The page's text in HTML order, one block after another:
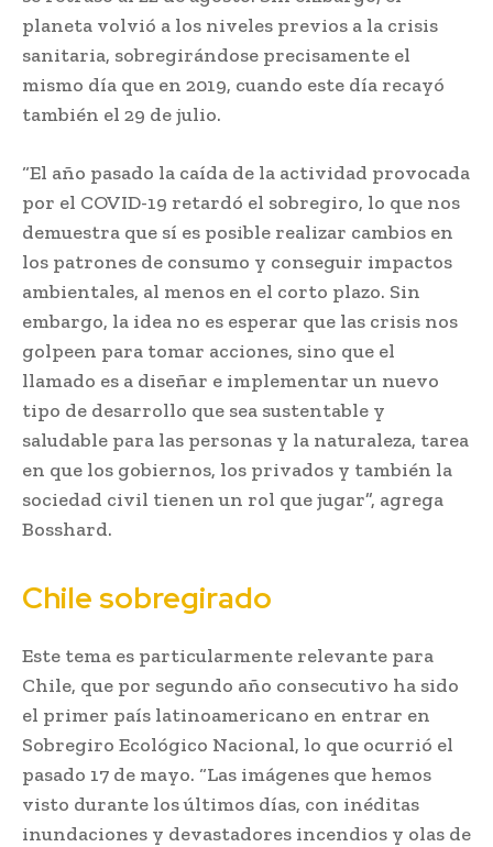
planeta volvió a los niveles previos a la crisis
sanitaria, sobregirándose precisamente el
mismo día que en 2019, cuando este día recayó
también el 29 de julio.
“El año pasado la caída de la actividad provocada
por el COVID-19 retardó el sobregiro, lo que nos
demuestra que sí es posible realizar cambios en
los patrones de consumo y conseguir impactos
ambientales, al menos en el corto plazo. Sin
embargo, la idea no es esperar que las crisis nos
golpeen para tomar acciones, sino que el
llamado es a diseñar e implementar un nuevo
tipo de desarrollo que sea sustentable y
saludable para las personas y la naturaleza, tarea
en que los gobiernos, los privados y también la
sociedad civil tienen un rol que jugar”, agrega
Bosshard.
Chile sobregirado
Este tema es particularmente relevante para
Chile, que por segundo año consecutivo ha sido
el primer país latinoamericano en entrar en
Sobregiro Ecológico Nacional, lo que ocurrió el
pasado 17 de mayo. “Las imágenes que hemos
visto durante los últimos días, con inéditas
inundaciones y devastadores incendios y olas de